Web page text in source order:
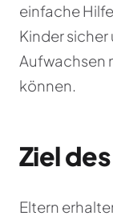
einfache
Kinder
Aufwachsen
können.
Ziel
Eltern